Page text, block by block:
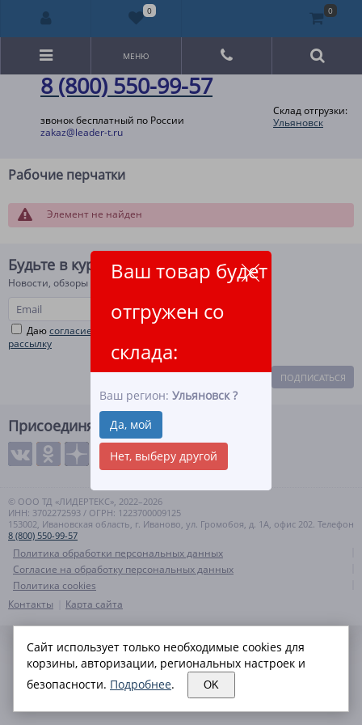
8 (800) 550-99-57
звонок бесплатный по России
zakaz@leader-t.ru
Склад отгрузки:
Ульяновск
Ваш товар будет
отгружен со
склада:
Ваш регион:Ульяновск ?
Да, мой
Нет, выберу другой
МЕНЮ
Рабочие перчатки
Элемент не найден
Будьте в курсе!
Новости, обзоры и акции
Даюсогласие на рекламную и информационную
рассылку
ПОДПИСАТЬСЯ
Присоединяйтесь
© ООО ТД «ЛИДЕРТЕКС», 2022–2026
ИНН: 3702272593 / ОГРН: 1223700009125
153002, Ивановская область, г. Иваново, ул. Громобоя, д. 1А, офис 202. Телефон
8 (800) 550-99-57
Политика обработки персональных данных
Согласие на обработку персональных данных
Политика cookies
Контакты
Карта сайта
0 0
Сайт использует только необходимые cookies для
корзины, авторизации, региональных настроек и
безопасности. Подробнее. OK